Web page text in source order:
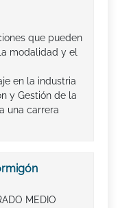
que pueden
modalidad y el
en la industria
y Gestión de la
una carrera
MEDIO